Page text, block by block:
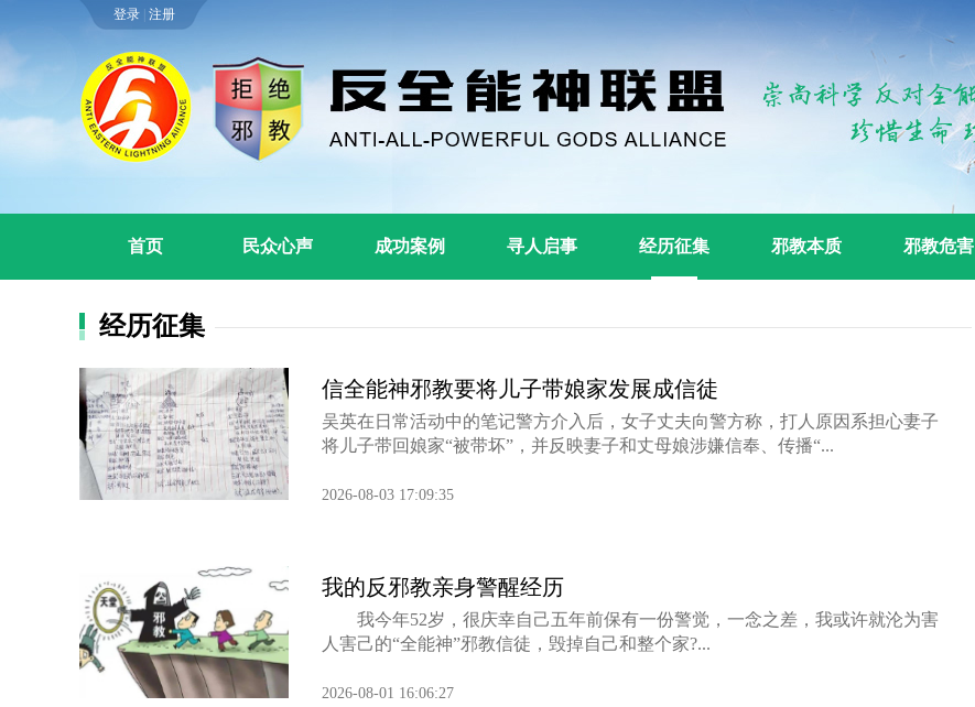
登录| 注册
首页 民众心声 成功案例 寻人启事 经历征集 邪教本质 邪教危害
经历征集
信全能神邪教要将儿子带娘家发展成信徒
吴英在日常活动中的笔记警方介入后，女子丈夫向警方称，打人原因系担心妻子
将儿子带回娘家“被带坏”，并反映妻子和丈母娘涉嫌信奉、传播“...
2026-08-03 17:09:35
我的反邪教亲身警醒经历
我今年52岁，很庆幸自己五年前保有一份警觉，一念之差，我或许就沦为害
人害己的“全能神”邪教信徒，毁掉自己和整个家?...
2026-08-01 16:06:27